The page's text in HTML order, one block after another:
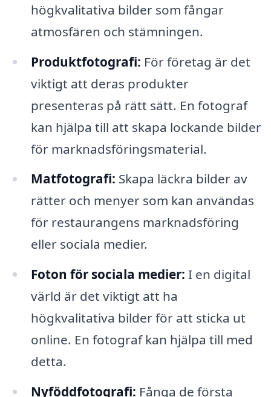
högkvalitativa bilder som fångar
atmosfären och stämningen.
Produktfotografi: För företag är det
viktigt att deras produkter
presenteras på rätt sätt. En fotograf
kan hjälpa till att skapa lockande bilder
för marknadsföringsmaterial.
Matfotografi: Skapa läckra bilder av
rätter och menyer som kan användas
för restaurangens marknadsföring
eller sociala medier.
Foton för sociala medier: I en digital
värld är det viktigt att ha
högkvalitativa bilder för att sticka ut
online. En fotograf kan hjälpa till med
detta.
Nyföddfotografi: Fånga de första